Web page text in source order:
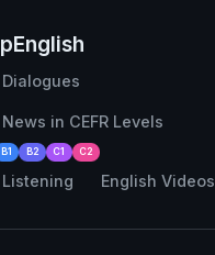
in CEFR Levels
B1 B2 C1 C2
English Videos